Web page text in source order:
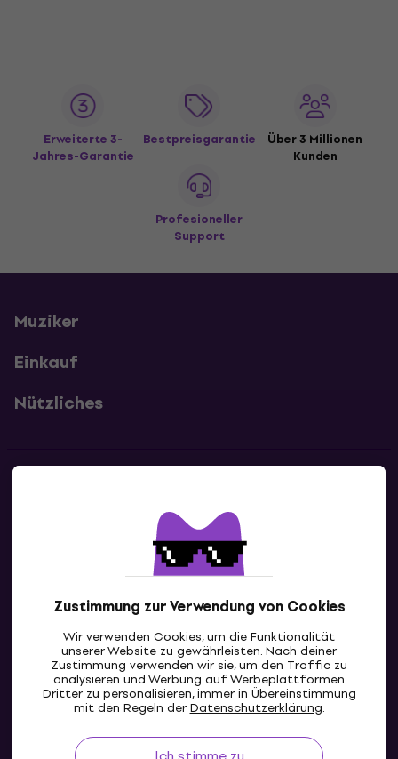
Zustimmung zur Verwendung von Cookies
Wir verwenden Cookies, um die Funktionalität
unserer Website zu gewährleisten. Nach deiner
Zustimmung verwenden wir sie, um den Traffic zu
analysieren und Werbung auf Werbeplattformen
Dritter zu personalisieren, immer in Übereinstimmung
mit den Regeln derDatenschutzerklärung.
Erweiterte 3-
Jahres-Garantie
Bestpreisgarantie
Über 3 Millionen
Kunden
Profesioneller
Support
Muziker
Einkauf
Nützliches
Kontaktiere uns
CH